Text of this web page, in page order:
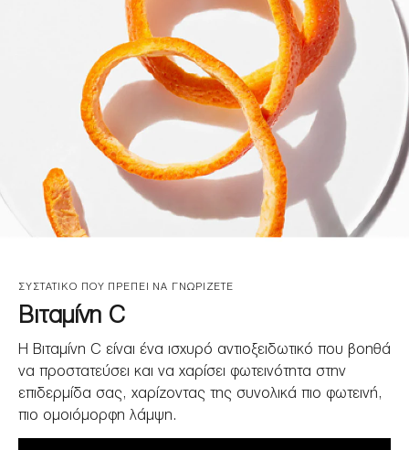
ΣΥΣΤΑΤΙΚΟ ΠΟΥ ΠΡΕΠΕΙ ΝΑ ΓΝΩΡΙΖΕΤΕ
Βιταμίνη C
Η Βιταμίνη C είναι ένα ισχυρό αντιοξειδωτικό που βοηθά
να προστατεύσει και να χαρίσει φωτεινότητα στην
επιδερμίδα σας, χαρίζοντας της συνολικά πιο φωτεινή,
πιο ομοιόμορφη λάμψη.